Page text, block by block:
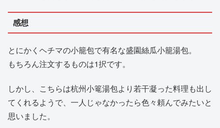
感想
とにかくヘチマの小籠包で有名な盛園絲瓜小籠湯包。
もちろん注文するものは1択です。
しかし、こちらは杭州小篭湯包より若干凝った料理も出し
てくれるようで、一人じゃなかったら色々頼んでみたいと
思いました。